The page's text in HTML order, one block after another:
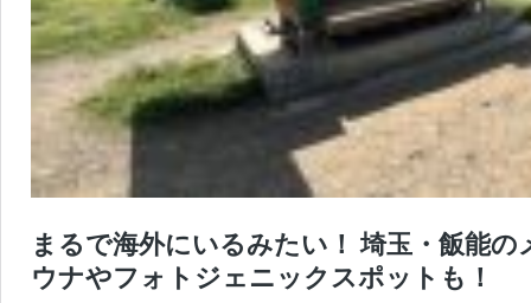
まるで海外にいるみたい！ 埼玉・飯能
ウナやフォトジェニックスポットも！